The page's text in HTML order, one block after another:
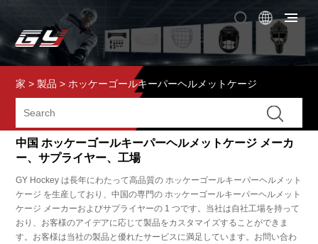
家 > 製品 > ホッケーゴールキーパーヘルメットケージ
中国 ホッケーゴールキーパーヘルメットケージ メーカ
ー、サプライヤー、工場
GY Hockey は長年にわたって高品質の ホッケーゴールキーパーヘルメット
ケージ を生産しており、中国の専門の ホッケーゴールキーパーヘルメット
ケージ メーカーおよびサプライヤーの 1 つです。当社は自社工場を持って
おり、お客様のアイデアに応じて製品をカスタマイズすることができま
す。お客様は当社の製品と優れたサービスに満足しています。お問い合わ